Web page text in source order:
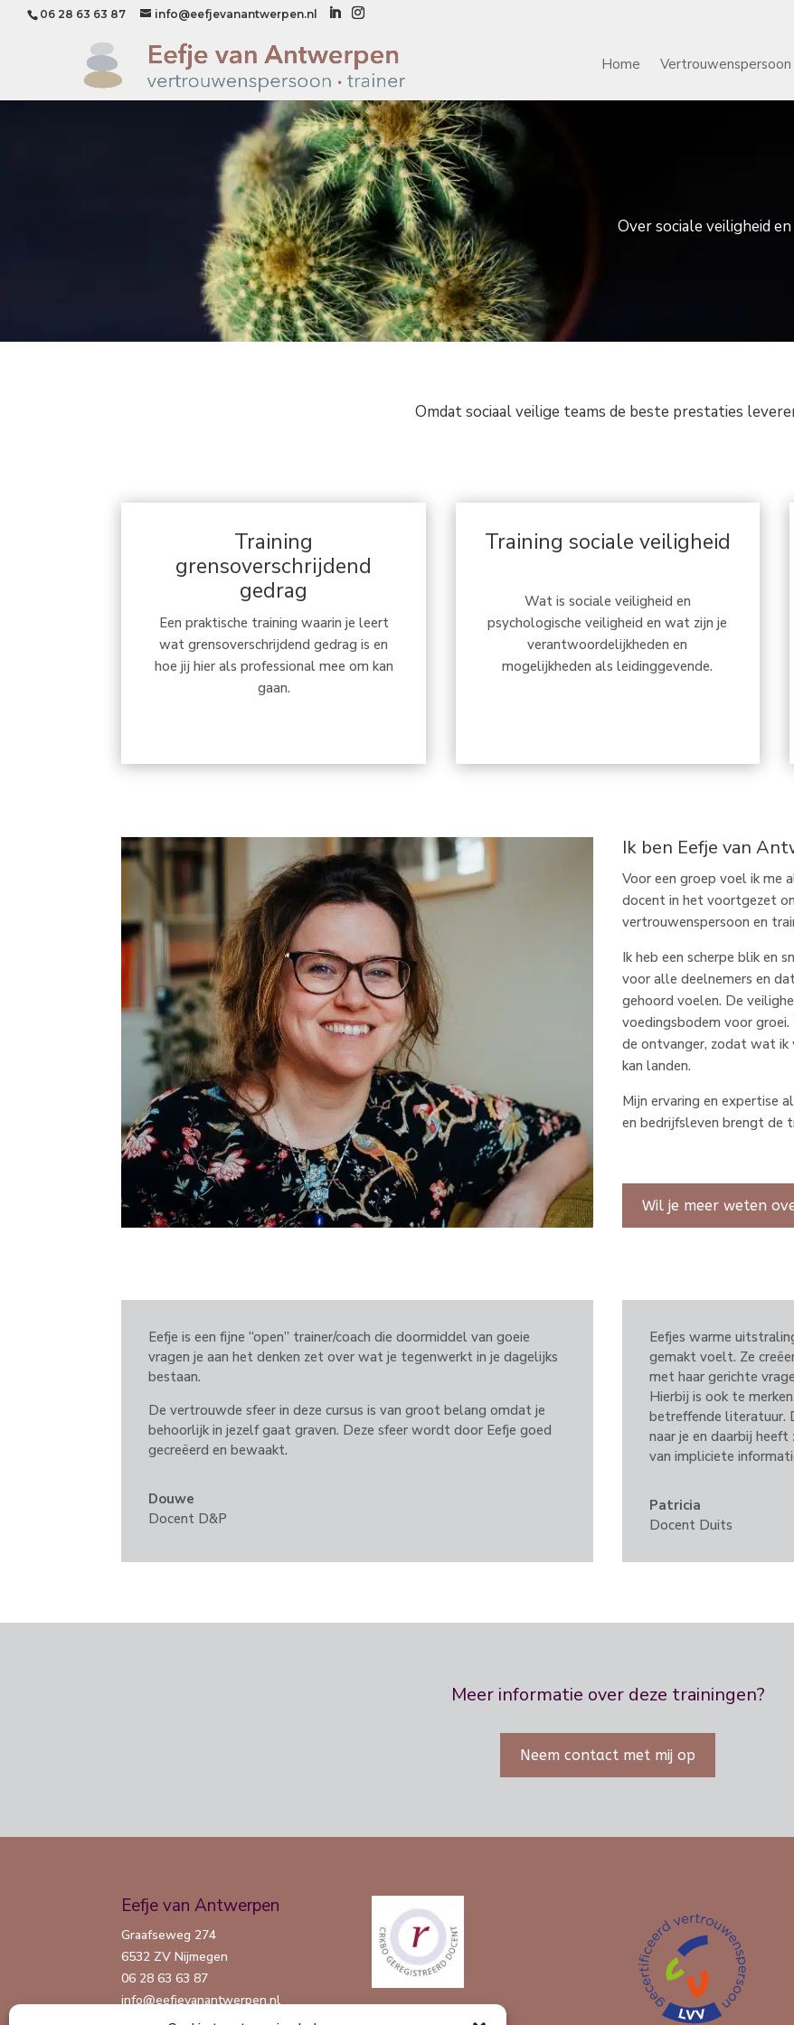
06 28 63 63 87 info@eefjevanantwerpen.nl
Home Vertrouwenspersoon
Over sociale veiligheid
Omdat sociaal veilige teams de beste prestaties
Training
grensoverschrijdend
gedrag
Een praktische training waarin je leert
wat grensoverschrijdend gedrag is en
hoe jij hier als professional mee om kan
gaan.
Training sociale veiligheid
Wat is sociale veiligheid en
psychologische veiligheid en wat zijn je
verantwoordelijkheden en
mogelijkheden als leidinggevende.
Ik ben Eefje van
Voor een groep voel ik me
docent in het voortgezet
vertrouwenspersoon en
Ik heb een scherpe blik en
voor alle deelnemers en
gehoord voelen. De
voedingsbodem voor
de ontvanger, zodat wat ik
kan landen.
Mijn ervaring en expertise
en bedrijfsleven brengt de
Wil je meer weten
Eefje is een fijne “open” trainer/coach die doormiddel van goeie
vragen je aan het denken zet over wat je tegenwerkt in je dagelijks
bestaan.
De vertrouwde sfeer in deze cursus is van groot belang omdat je
behoorlijk in jezelf gaat graven. Deze sfeer wordt door Eefje goed
gecreëerd en bewaakt.
Douwe
Docent D&P
Eefjes warme
gemakt voelt. Ze
met haar gerichte
Hierbij is ook te
betreffende literatuur.
naar je en daarbij
van impliciete
Patricia
Docent Duits
Meer informatie over deze trainingen?
Neem contact met mij op
Eefje van Antwerpen
Graafseweg 274
6532 ZV Nijmegen
06 28 63 63 87
info@eefjevanantwerpen.nl